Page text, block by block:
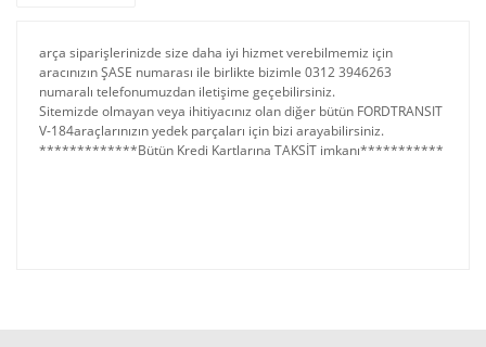
arça siparişlerinizde size daha iyi hizmet verebilmemiz için
aracınızın ŞASE numarası ile birlikte bizimle 0312 3946263
numaralı telefonumuzdan iletişime geçebilirsiniz.
Sitemizde olmayan veya ihitiyacınız olan diğer bütün FORDTRANSIT
V-184araçlarınızın yedek parçaları için bizi arayabilirsiniz.
*************Bütün Kredi Kartlarına TAKSİT imkanı***********